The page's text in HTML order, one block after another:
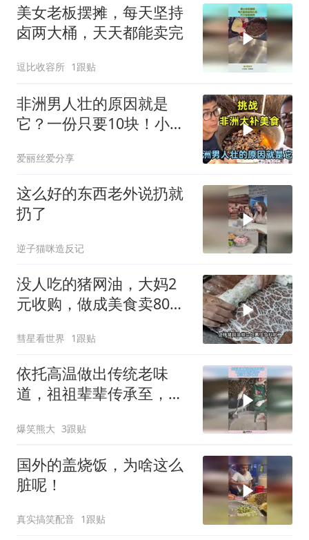
美女老板摆摊，每天坚持
卤两大桶，天天都能卖完
逗比收容所 1跟贴
非洲男人壮的原因就是
它？一份只要10块！小伙
爱丽丝爱分享
这么好的东西老外说扔就
扔了
逆子猫咪造反记
没人吃的猪网油，大妈2
元收购，做成美食卖80，
彗星看世界 1跟贴
依托高温做出传统老味
道，祖祖辈辈传承至，今
爆笑熊大 3跟贴
国外的盖烧饭，为啥这么
脏呢！
真实搞笑配音 1跟贴